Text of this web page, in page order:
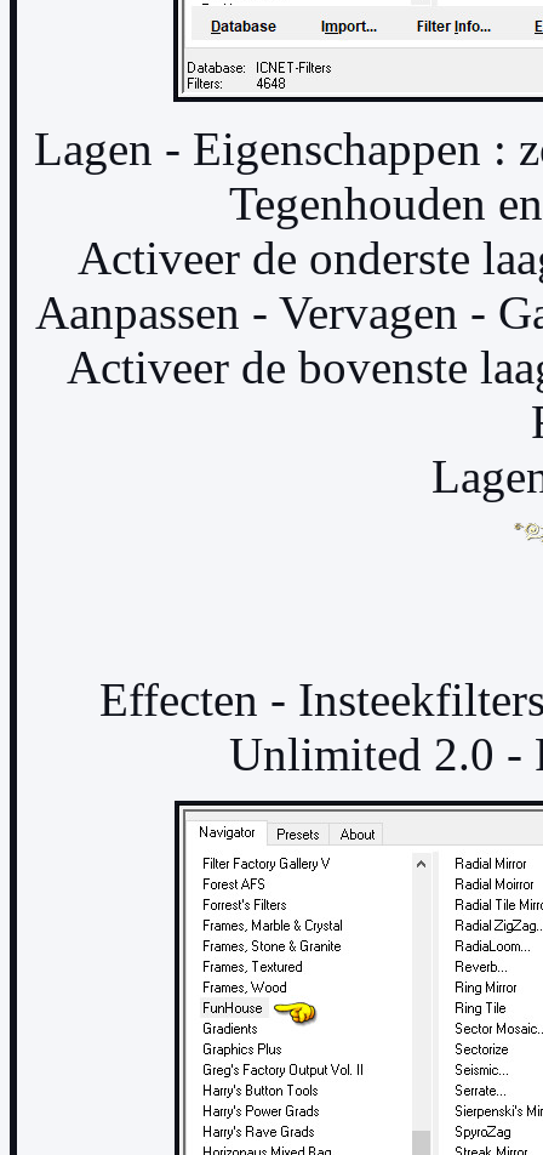
Lagen - Eigenschappen :
Tegenhouden
Activeer de onderste
Aanpassen - Vervagen -
Activeer de bovenste
Effecten -
Unlimited 2.0 -